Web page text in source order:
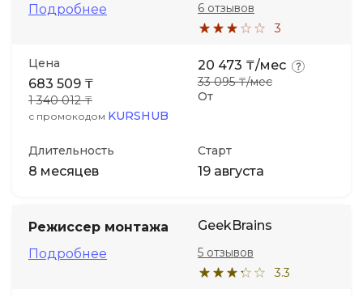
Подробнее
3
6 отзывов
Цена
683 509 ₸
1 340 012 ₸
с промокодом KURSHUB
От
20 473 ₸/мес
33 095 ₸/мес
Длительность
8 месяцев
Старт
19 августа
Режиссер монтажа
Подробнее
GeekBrains
3.3
5 отзывов